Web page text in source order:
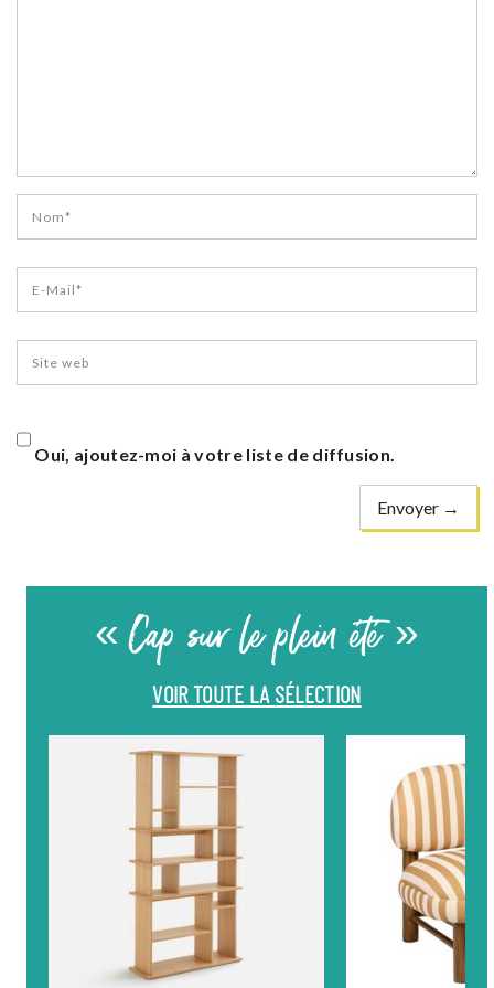
Oui, ajoutez-moi à votre liste de diffusion.
« Cap sur le plein été »
VOIR TOUTE LA SÉLECTION